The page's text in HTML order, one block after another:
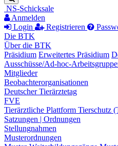
Suche
NS-Schicksale
Anmelden
Login
Registrieren
Die BTK
Über die BTK
Präsidium Erweitertes Präsidium
Ausschüsse/Ad-hoc-
Mitglieder
Beobachterorganisationen
Deutscher Tierärztetag
FVE
Tierärztliche Plattform Tierschutz
Satzungen | Ordnungen
Stellungnahmen
Musterordnungen